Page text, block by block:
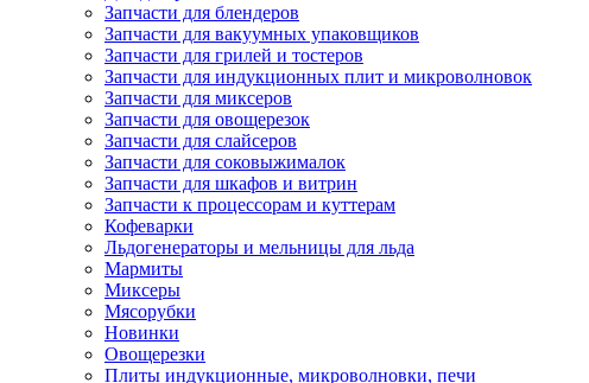
Запчасти для блендеров
Запчасти для вакуумных упаковщиков
Запчасти для грилей и тостеров
Запчасти для индукционных плит и микроволновок
Запчасти для миксеров
Запчасти для овощерезок
Запчасти для слайсеров
Запчасти для соковыжималок
Запчасти для шкафов и витрин
Запчасти к процессорам и куттерам
Кофеварки
Льдогенераторы и мельницы для льда
Мармиты
Миксеры
Мясорубки
Новинки
Овощерезки
Плиты индукционные, микроволновки, печи